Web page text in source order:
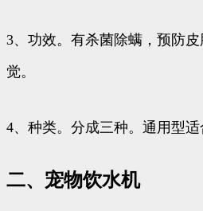
3、功效。有杀菌除螨，预防
觉。
4、种类。分成三种。通用型
二、宠物饮水机